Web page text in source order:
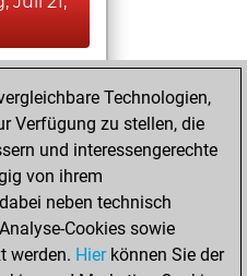
17
Play
+13
20,
Technologien,
Verfügung zu stellen, die
und interessengerechte
von ihrem
neben technisch
Cookies sowie
werden. Hierkönnen Sie der